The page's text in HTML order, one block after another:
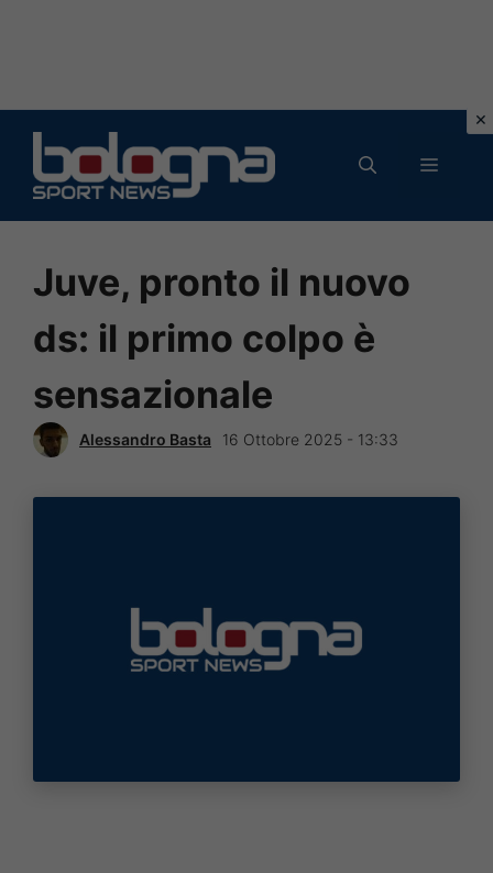
contenuto
MENU
Juve, pronto il nuovo
ds: il primo colpo è
sensazionale
Alessandro Basta 16 Ottobre 2025 - 13:33